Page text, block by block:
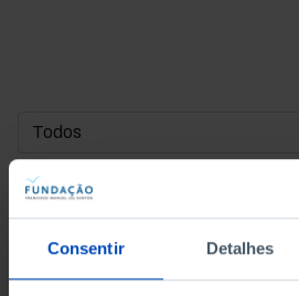
Consentir Detalhes
DATA DE INÍCIO
DATA DE FIM